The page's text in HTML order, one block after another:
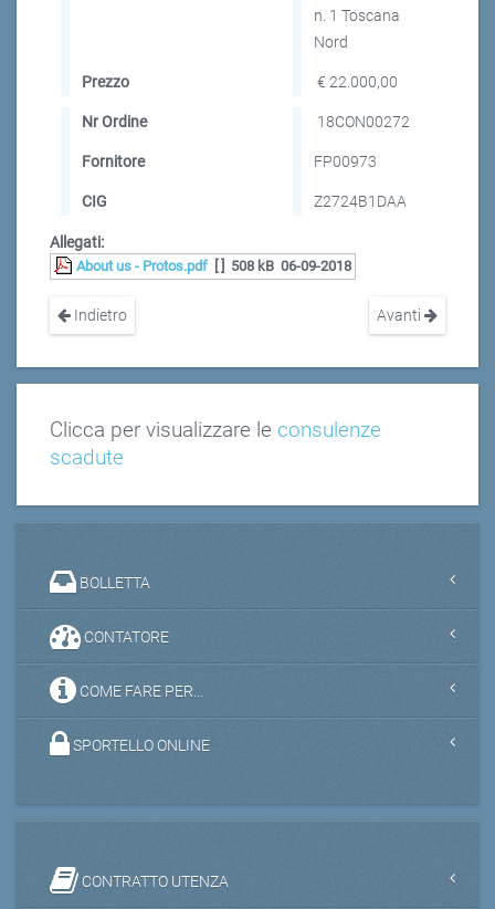
n. 1 Toscana
Nord
Prezzo € 22.000,00
Nr Ordine 18CON00272
Fornitore FP00973
CIG Z2724B1DAA
Allegati:
About us - Protos.pdf 508 kB 06-09-2018
Indietro Avanti
Clicca per visualizzare le consulenze
scadute
BOLLETTA
CONTATORE
COME FARE PER...
SPORTELLO ONLINE
CONTRATTO UTENZA